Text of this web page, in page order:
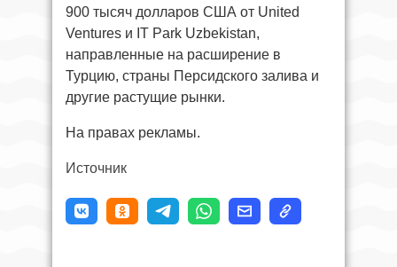
900 тысяч долларов США от United
Ventures и IT Park Uzbekistan,
направленные на расширение в
Турцию, страны Персидского залива и
другие растущие рынки.
На правах рекламы.
Источник